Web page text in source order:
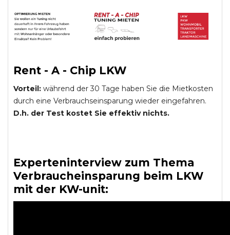
Rent - A - Chip LKW
Vorteil: während der 30 Tage haben Sie die Mietkosten
durch eine Verbrauchseinsparung wieder eingefahren.
D.h. der Test kostet Sie effektiv nichts.
Experteninterview zum Thema
Verbraucheinsparung beim LKW
mit der KW-unit: